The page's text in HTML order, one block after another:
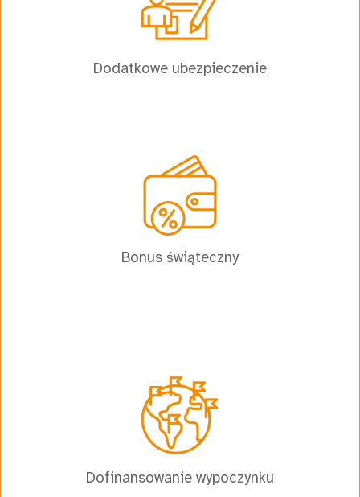
Dodatkowe ubezpieczenie
Bonus świąteczny
Dofinansowanie wypoczynku